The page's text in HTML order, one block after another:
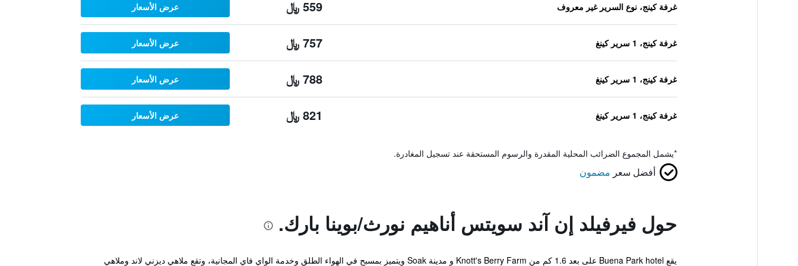
غرفة كينج، نوع السرير غير معروف 559 ﷼ عرض الأسعار
غرفة كينج، 1 سرير كينغ 757 ﷼ عرض الأسعار
غرفة كينج، 1 سرير كينغ 788 ﷼ عرض الأسعار
غرفة كينج، 1 سرير كينغ 821 ﷼ عرض الأسعار
*يشمل المجموع الضرائب المحلية المقدرة والرسوم المستحقة عند تسجيل المغادرة.
أفضل سعر مضمون
حول فيرفيلد إن آند سويتس أناهيم نورث/بوينا بارك.
يقع Buena Park hotel على بعد 1.6 كم من Knott's Berry Farm و مدينة Soak ويتميز بمسبح في الهواء الطلق وخدمة الواي فاي المجانية، وتقع ملاهي ديزني لاند وملاهي